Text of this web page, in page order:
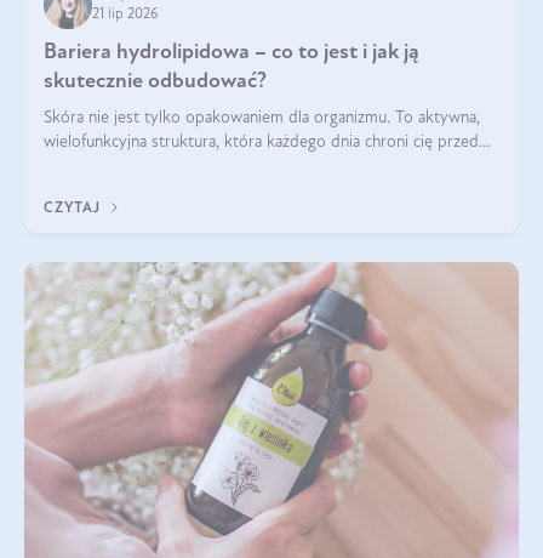
21 lip 2026
Bariera hydrolipidowa – co to jest i jak ją
skutecznie odbudować?
Skóra nie jest tylko opakowaniem dla organizmu. To aktywna,
wielofunkcyjna struktura, która każdego dnia chroni cię przed
bariera hydrolipidowa.
CZYTAJ